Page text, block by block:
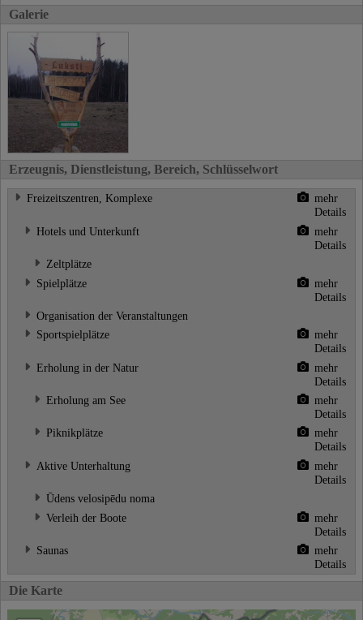
Galerie
Erzeugnis, Dienstleistung, Bereich, Schlüsselwort
Freizeitszentren, Komplexe
mehr
Details
Hotels und Unterkunft
mehr
Details
Zeltplätze
Spielplätze
mehr
Details
Organisation der Veranstaltungen
Sportspielplätze
mehr
Details
Erholung in der Natur
mehr
Details
Erholung am See
mehr
Details
Piknikplätze
mehr
Details
Aktive Unterhaltung
mehr
Details
Ūdens velosipēdu noma
Verleih der Boote
mehr
Details
Saunas
mehr
Details
Die Karte